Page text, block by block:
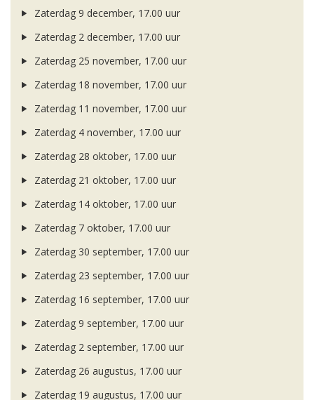
Zaterdag 9 december, 17.00 uur
Zaterdag 2 december, 17.00 uur
Zaterdag 25 november, 17.00 uur
Zaterdag 18 november, 17.00 uur
Zaterdag 11 november, 17.00 uur
Zaterdag 4 november, 17.00 uur
Zaterdag 28 oktober, 17.00 uur
Zaterdag 21 oktober, 17.00 uur
Zaterdag 14 oktober, 17.00 uur
Zaterdag 7 oktober, 17.00 uur
Zaterdag 30 september, 17.00 uur
Zaterdag 23 september, 17.00 uur
Zaterdag 16 september, 17.00 uur
Zaterdag 9 september, 17.00 uur
Zaterdag 2 september, 17.00 uur
Zaterdag 26 augustus, 17.00 uur
Zaterdag 19 augustus, 17.00 uur